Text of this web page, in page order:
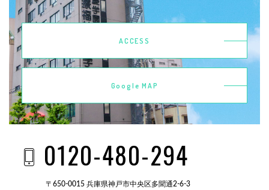
ACCESS
Google MAP
0120-480-294
〒650-0015 兵庫県神戸市中央区多聞通2-6-3